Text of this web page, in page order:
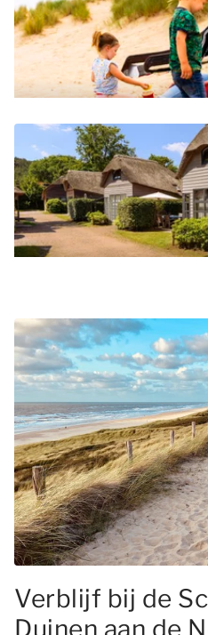
Verblijf bij de
Duinen aan de